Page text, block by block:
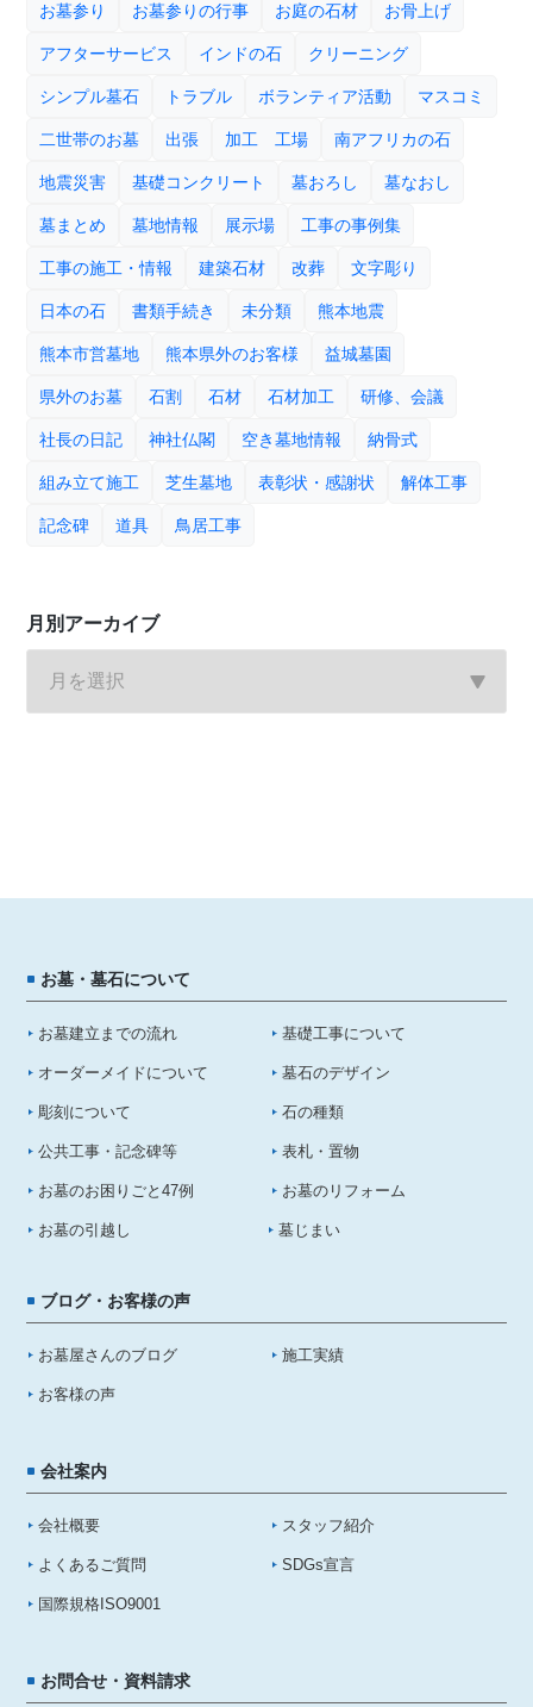
お墓参り お墓参りの行事 お庭の石材 お骨上げ
アフターサービス インドの石 クリーニング
シンプル墓石 トラブル ボランティア活動 マスコミ
二世帯のお墓 出張 加工 工場 南アフリカの石
地震災害 基礎コンクリート 墓おろし 墓なおし
墓まとめ 墓地情報 展示場 工事の事例集
工事の施工・情報 建築石材 改葬 文字彫り
日本の石 書類手続き 未分類 熊本地震
熊本市営墓地 熊本県外のお客様 益城墓園
県外のお墓 石割 石材 石材加工 研修、会議
社長の日記 神社仏閣 空き墓地情報 納骨式
組み立て施工 芝生墓地 表彰状・感謝状 解体工事
記念碑 道具 鳥居工事
月別アーカイブ
お墓・墓石について
お墓建立までの流れ 基礎工事について
オーダーメイドについて 墓石のデザイン
彫刻について 石の種類
公共工事・記念碑等 表札・置物
お墓のお困りごと47例 お墓のリフォーム
お墓の引越し 墓じまい
ブログ・お客様の声
お墓屋さんのブログ 施工実績
お客様の声
会社案内
会社概要 スタッフ紹介
よくあるご質問 SDGs宣言
国際規格ISO9001
お問合せ・資料請求